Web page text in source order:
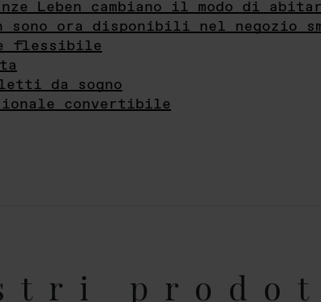
Leben cambiano il modo di
ora disponibili nel negozio
flessibile
letti da sogno
convertibile